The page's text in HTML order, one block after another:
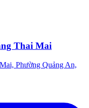
Thai Mai
Phường Quảng An,